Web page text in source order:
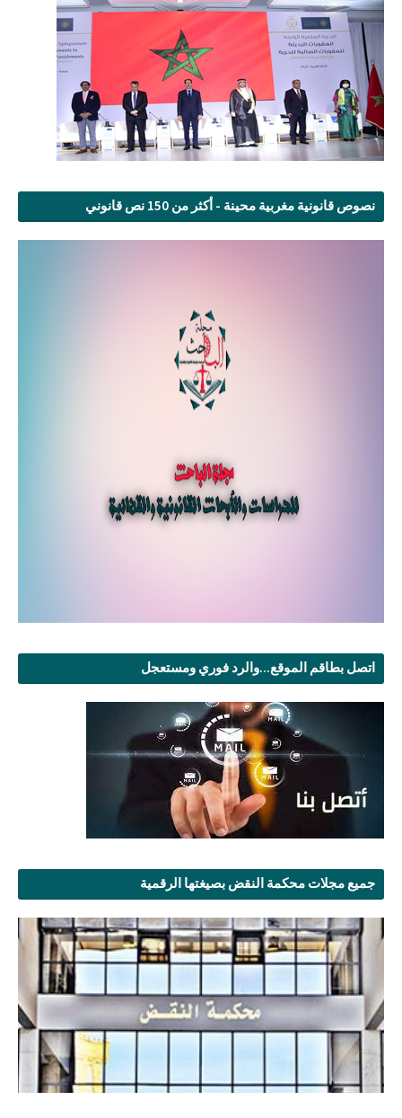
نصوص قانونية مغربية محينة - أكثر من 150 نص قانوني
اتصل بطاقم الموقع...والرد فوري ومستعجل
جميع مجلات محكمة النقض بصيغتها الرقمية